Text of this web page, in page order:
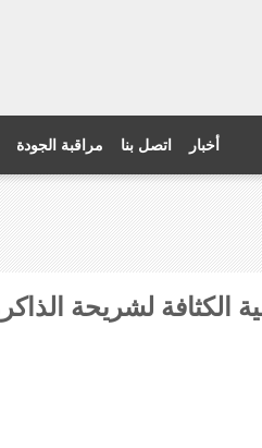
مراقبة الجودة اتصل بنا أخبار